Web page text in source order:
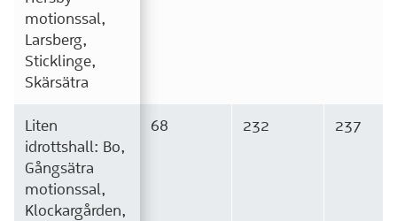
motionssal,
Larsberg,
Sticklinge,
Skärsätra
Liten
idrottshall: Bo,
Gångsätra
motionssal,
Klockargården,
68 232 237